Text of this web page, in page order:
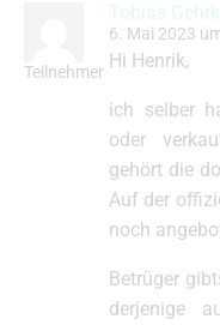
Teilnehmer
Tobias
6. Mai 2023
Hi Henrik,
ich selber
oder
gehört die
Auf der
noch
Betrüger
derjenige